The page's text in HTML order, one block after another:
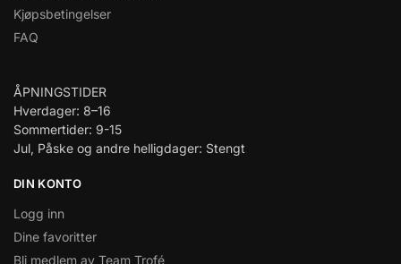
Kjøpsbetingelser
FAQ
ÅPNINGSTIDER
Hverdager: 8–16
Sommertider: 9-15
Jul, Påske og andre helligdager: Stengt
DIN KONTO
Logg inn
Dine favoritter
Bli medlem av Team Trofé